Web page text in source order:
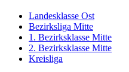
Landesklasse Ost
Bezirksliga Mitte
1. Bezirksklasse Mitte
2. Bezirksklasse Mitte
Kreisliga